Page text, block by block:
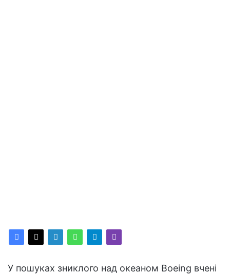
У пошуках зниклого над океаном Boeing вчені